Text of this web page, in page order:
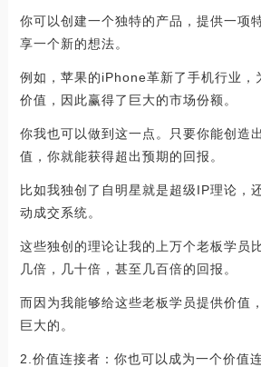
你可以创建一个独特的产品，提供一项
享一个新的想法。
例如，苹果的iPhone革新了手机行业，
价值，因此赢得了巨大的市场份额。
你我也可以做到这一点。只要你能创造
值，你就能获得超出预期的回报。
比如我独创了自明星就是超级IP理论，
动成交系统。
这些独创的理论让我的上万个老板学员
几倍，几十倍，甚至几百倍的回报。
而因为我能够给这些老板学员提供价值
巨大的。
2.价值连接者：你也可以成为一个价值连